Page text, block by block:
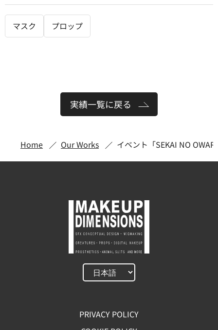
マスク プロップ
実績一覧に戻る
Home Our Works イベント「SEKAI NO
PRIVACY POLICY